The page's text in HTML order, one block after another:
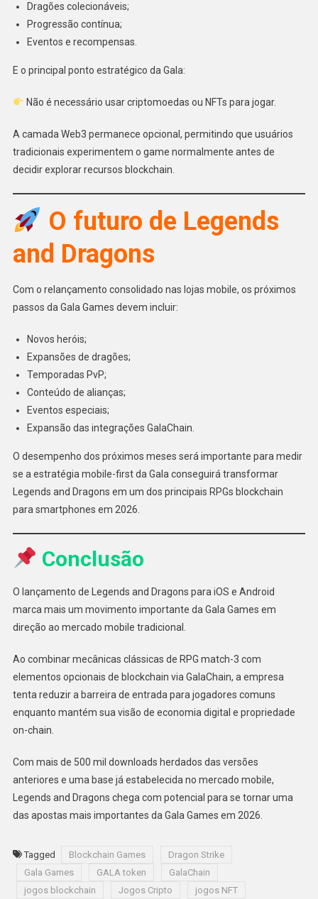
Dragões colecionáveis;
Progressão contínua;
Eventos e recompensas.
E o principal ponto estratégico da Gala:
Não é necessário usar criptomoedas ou NFTs para jogar.
A camada Web3 permanece opcional, permitindo que usuários
tradicionais experimentem o game normalmente antes de
decidir explorar recursos blockchain.
O futuro de Legends
and Dragons
Com o relançamento consolidado nas lojas mobile, os próximos
passos da Gala Games devem incluir:
Novos heróis;
Expansões de dragões;
Temporadas PvP;
Conteúdo de alianças;
Eventos especiais;
Expansão das integrações GalaChain.
O desempenho dos próximos meses será importante para medir
se a estratégia mobile-first da Gala conseguirá transformar
Legends and Dragons em um dos principais RPGs blockchain
para smartphones em 2026.
Conclusão
O lançamento de Legends and Dragons para iOS e Android
marca mais um movimento importante da Gala Games em
direção ao mercado mobile tradicional.
Ao combinar mecânicas clássicas de RPG match-3 com
elementos opcionais de blockchain via GalaChain, a empresa
tenta reduzir a barreira de entrada para jogadores comuns
enquanto mantém sua visão de economia digital e propriedade
on-chain.
Com mais de 500 mil downloads herdados das versões
anteriores e uma base já estabelecida no mercado mobile,
Legends and Dragons chega com potencial para se tornar uma
das apostas mais importantes da Gala Games em 2026.
Tagged Blockchain Games
Dragon Strike
Gala Games
GALA token
GalaChain
jogos blockchain
Jogos Cripto
jogos NFT